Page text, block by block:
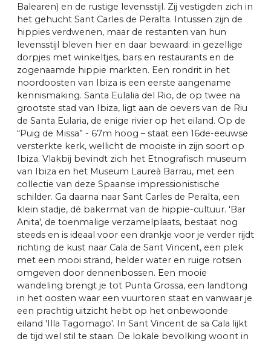
Balearen) en de rustige levensstijl. Zij vestigden zich in
het gehucht Sant Carles de Peralta. Intussen zijn de
hippies verdwenen, maar de restanten van hun
levensstijl bleven hier en daar bewaard: in gezellige
dorpjes met winkeltjes, bars en restaurants en de
zogenaamde hippie markten. Een rondrit in het
noordoosten van Ibiza is een eerste aangename
kennismaking. Santa Eulalia del Rio, de op twee na
grootste stad van Ibiza, ligt aan de oevers van de Riu
de Santa Eularia, de enige rivier op het eiland. Op de
“Puig de Missa” - 67m hoog – staat een 16de-eeuwse
versterkte kerk, wellicht de mooiste in zijn soort op
Ibiza. Vlakbij bevindt zich het Etnografisch museum
van Ibiza en het Museum Laureà Barrau, met een
collectie van deze Spaanse impressionistische
schilder. Ga daarna naar Sant Carles de Peralta, een
klein stadje, dé bakermat van de hippie-cultuur. 'Bar
Anita', de toenmalige verzamelplaats, bestaat nog
steeds en is ideaal voor een drankje voor je verder rijdt
richting de kust naar Cala de Sant Vincent, een plek
met een mooi strand, helder water en ruige rotsen
omgeven door dennenbossen. Een mooie
wandeling brengt je tot Punta Grossa, een landtong
in het oosten waar een vuurtoren staat en vanwaar je
een prachtig uitzicht hebt op het onbewoonde
eiland 'Illa Tagomago'. In Sant Vincent de sa Cala lijkt
de tijd wel stil te staan. De lokale bevolking woont in